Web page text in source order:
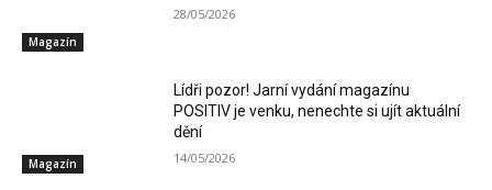
Magazín
28/05/2026
Magazín
Lídři pozor! Jarní vydání magazínu
POSITIV je venku, nenechte si ujít aktuální
dění
14/05/2026